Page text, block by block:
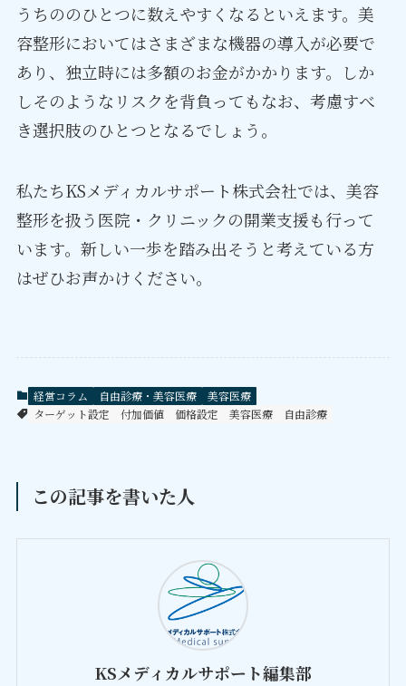
うちののひとつに数えやすくなるといえます。美
容整形においてはさまざまな機器の導入が必要で
あり、独立時には多額のお金がかかります。しか
しそのようなリスクを背負ってもなお、考慮すべ
き選択肢のひとつとなるでしょう。
私たちKSメディカルサポート株式会社では、美容
整形を扱う医院・クリニックの開業支援も行って
います。新しい一歩を踏み出そうと考えている方
はぜひお声かけください。
経営コラム 自由診療・美容医療
美容医療
ターゲット設定
付加価値 価格設定 美容医療 自由診療
この記事を書いた人
KSメディカルサポート編集部